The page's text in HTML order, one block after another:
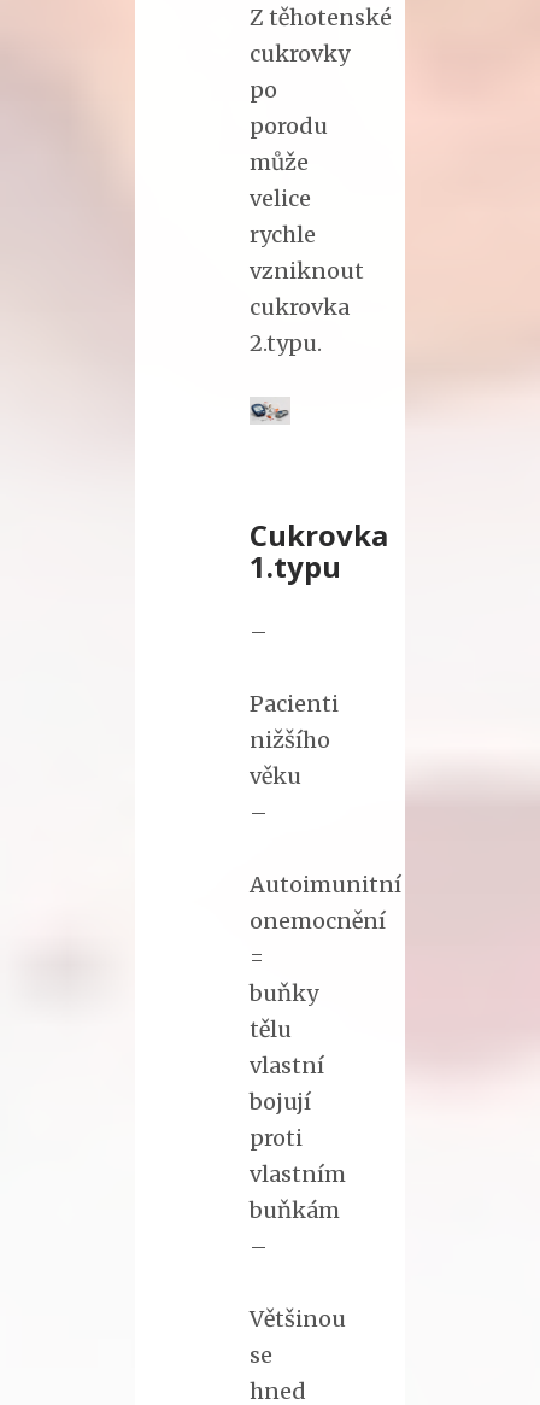
Z těhotenské
cukrovky
po
porodu
může
velice
rychle
vzniknout
cukrovka
2.typu.
Cukrovka
1.typu
–
Pacienti
nižšího
věku
–
Autoimunitní
onemocnění
=
buňky
tělu
vlastní
bojují
proti
vlastním
buňkám
–
Většinou
se
hned